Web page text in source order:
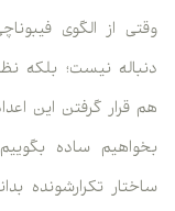
وقتی از الگوی
دنباله نیست؛ بلکه
هم قرار گرفتن این
بخواهیم ساده
ساختار تکرارشونده